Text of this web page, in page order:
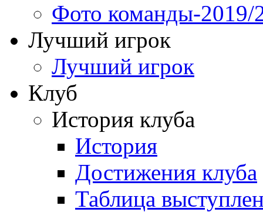
Фото команды-2019/
Лучший игрок
Лучший игрок
Клуб
История клуба
История
Достижения клуба
Таблица